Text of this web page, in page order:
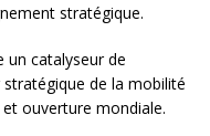
stratégique.
un catalyseur de
stratégique de la mobilité
ouverture mondiale.